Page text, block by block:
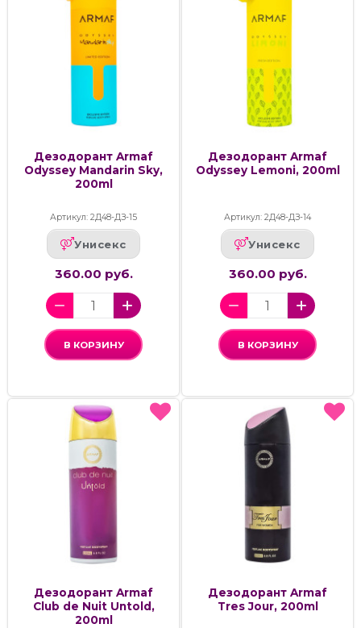
Дезодорант Armaf
Odyssey Mandarin Sky,
200ml
Артикул: 2Д48-ДЗ-15
Унисекс
360.00 руб.
В КОРЗИНУ
Дезодорант Armaf
Odyssey Lemoni, 200ml
Артикул: 2Д48-ДЗ-14
Унисекс
360.00 руб.
В КОРЗИНУ
Дезодорант Armaf
Club de Nuit Untold,
200ml
Дезодорант Armaf
Tres Jour, 200ml